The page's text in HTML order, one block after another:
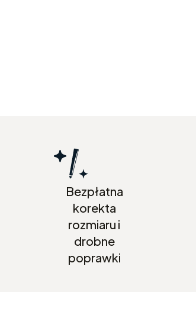
Bezpłatna
korekta
rozmiaru i
drobne
poprawki